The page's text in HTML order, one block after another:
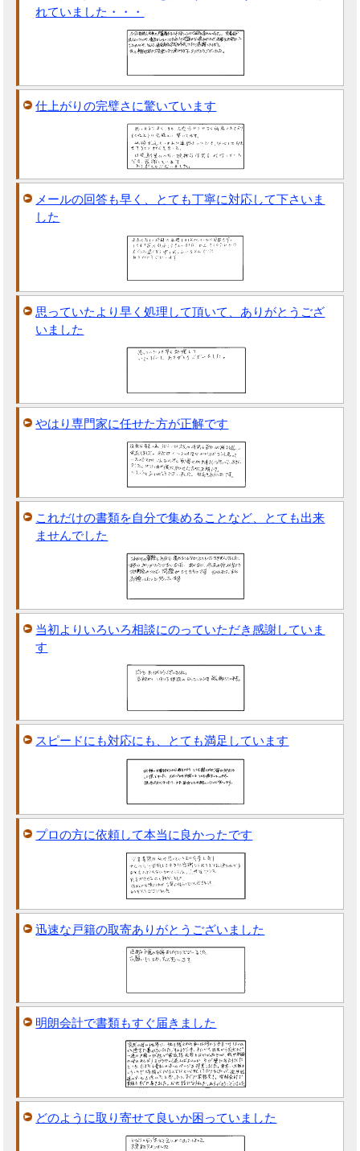
れていました・・・
仕上がりの完璧さに驚いています
メールの回答も早く、とても丁寧に対応して下さいま
した
思っていたより早く処理して頂いて、ありがとうござ
いました
やはり専門家に任せた方が正解です
これだけの書類を自分で集めることなど、とても出来
ませんでした
当初よりいろいろ相談にのっていただき感謝していま
す
スピードにも対応にも、とても満足しています
プロの方に依頼して本当に良かったです
迅速な戸籍の取寄ありがとうございました
明朗会計で書類もすぐ届きました
どのように取り寄せて良いか困っていました